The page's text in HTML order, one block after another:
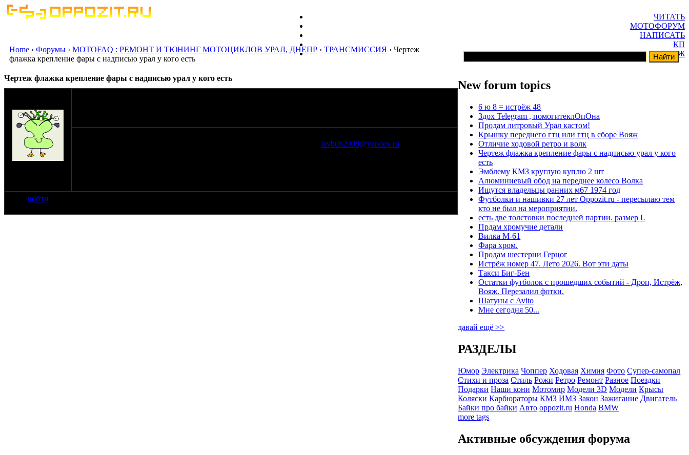
ЧИТАТЬ
МОТОФОРУМ
НАПИСАТЬ
КП
ГАРАЖ
Home › Форумы › MOTOFAQ : РЕМОНТ И ТЮНИНГ МОТОЦИКЛОВ УРАЛ, ДНЕПР › ТРАНСМИССИЯ › Чертеж
флажка крепление фары с надписью урал у кого есть
Чертеж флажка крепление фары с надписью урал у кого есть
lavbuh2008@yandex.ru
войти
New forum topics
6 ю 8 = истрёж 48
Здох Telegram , помогитеклОпОна
Продам литровый Урал кастом!
Крышку переднего гтц или гтц в сборе Вояж
Отличие ходовой ретро и волк
Чертеж флажка крепление фары с надписью урал у кого
есть
Эмблему КМЗ круглую куплю 2 шт
Алюминиевый обод на переднее колесо Волка
Ищутся владельцы ранних м67 1974 год
Футболки и нашивки 27 лет Oppozit.ru - пересылаю тем
кто не был на мероприятии.
есть две толстовки последней партии. размер L
Прдам хромучие детали
Вилка М-61
Фара хром.
Продам шестерни Герцог
Истрёж номер 47. Лето 2026. Вот эти даты
Такси Биг-Бен
Остатки футболок с прошедших событий - Дроп, Истрёж,
Вояж. Перезалил фотки.
Шатуны с Avito
Мне сегодня 50...
давай ещё >>
РАЗДЕЛЫ
Юмор Электрика Чоппер Ходовая Химия Фото Супер-самопал
Стихи и проза Стиль Рожи Ретро Ремонт Разное Поездки
Подарки Наши кони Мотомир Модели 3D Модели Крысы
Коляски Карбюраторы КМЗ ИМЗ Закон Зажигание Двигатель
Байки про байки Авто oppozit.ru Honda BMW
more tags
Активные обсуждения форума